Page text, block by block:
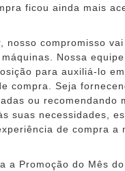
ficou ainda mais
nosso compromisso
Nossa
para auxiliá-lo
compra. Seja
ou recomendando
suas necessidades,
de compra a
a Promoção do Mês